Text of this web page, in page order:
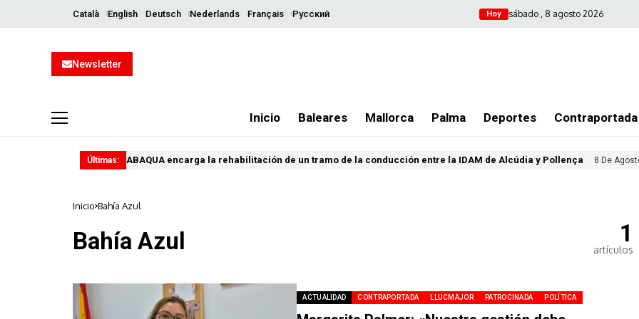
Català English Deutsch Nederlands Français Русский Hoy sábado , 8 agosto 2026
Newsletter
Inicio Baleares Mallorca Palma Deportes Contraportada
Últimas: ABAQUA encarga la rehabilitación de un tramo de la conducción entre la IDAM de Alcúdia y Pollença 8 De
Inicio Bahía Azul
Bahía Azul 1
artículos
ACTUALIDAD CONTRAPORTADA LLUCMAJOR PATROCINADA POLÍTICA